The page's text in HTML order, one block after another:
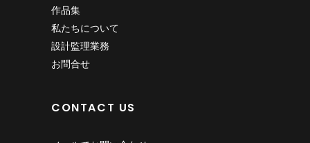
作品集
私たちについて
設計監理業務
お問合せ
CONTACT US